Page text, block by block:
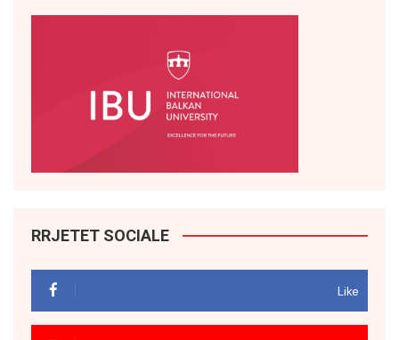
RRJETET SOCIALE
Like